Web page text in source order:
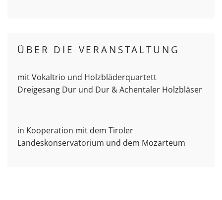
ÜBER DIE VERANSTALTUNG
mit Vokaltrio und Holzbläderquartett
Dreigesang Dur und Dur & Achentaler Holzbläser
in Kooperation mit dem Tiroler
Landeskonservatorium und dem Mozarteum